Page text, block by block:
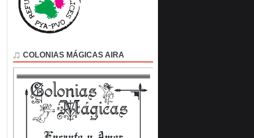
COLONIAS MÁGICAS AIRA